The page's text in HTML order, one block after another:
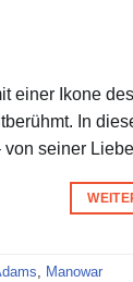
einer Ikone
In
seiner
, Manowar